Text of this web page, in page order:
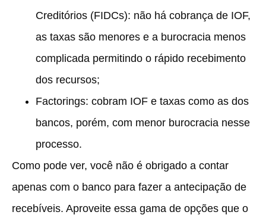
Creditórios (FIDCs): não há cobrança de IOF,
as taxas são menores e a burocracia menos
complicada permitindo o rápido recebimento
dos recursos;
Factorings: cobram IOF e taxas como as dos
bancos, porém, com menor burocracia nesse
processo.
Como pode ver, você não é obrigado a contar
apenas com o banco para fazer a antecipação de
recebíveis. Aproveite essa gama de opções que o